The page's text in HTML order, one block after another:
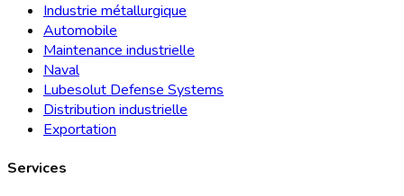
Industrie métallurgique
Automobile
Maintenance industrielle
Naval
Lubesolut Defense Systems
Distribution industrielle
Exportation
Services